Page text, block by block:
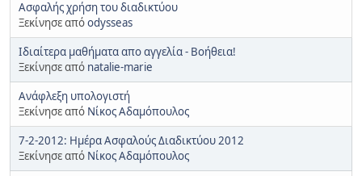
Ασφαλής χρήση του διαδικτύου
Ξεκίνησε απόodysseas
Ιδιαίτερα μαθήματα απο αγγελία - Βοήθεια!
Ξεκίνησε από natalie-marie
Ανάφλεξη υπολογιστή
Ξεκίνησε από Νίκος Αδαμόπουλος
7-2-2012: Ημέρα Ασφαλούς Διαδικτύου 2012
Ξεκίνησε από Νίκος Αδαμόπουλος